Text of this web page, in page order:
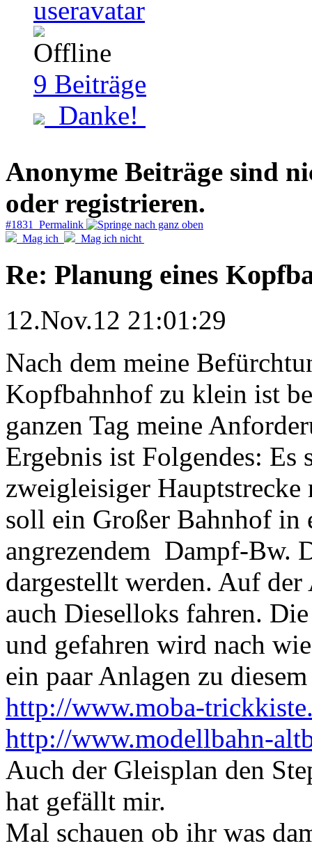
9 Beiträge
Danke!
Anonyme Beiträge sind
oder registrieren.
#1831 Permalink
Mag ich
Mag ich nicht
Re: Planung eines
12.Nov.12 21:01:29
Nach dem meine
Kopfbahnhof zu klein ist
ganzen Tag meine
Ergebnis ist Folgendes:
zweigleisiger Hauptstrecke
soll ein Großer Bahnhof in
angrezendem Dampf-Bw.
dargestellt werden. Auf
auch Dieselloks fahren.
und gefahren wird nach
ein paar Anlagen zu
http://www.moba-
http://www.modellbahn-
Auch der Gleisplan den
hat gefällt mir.
Mal schauen ob ihr was